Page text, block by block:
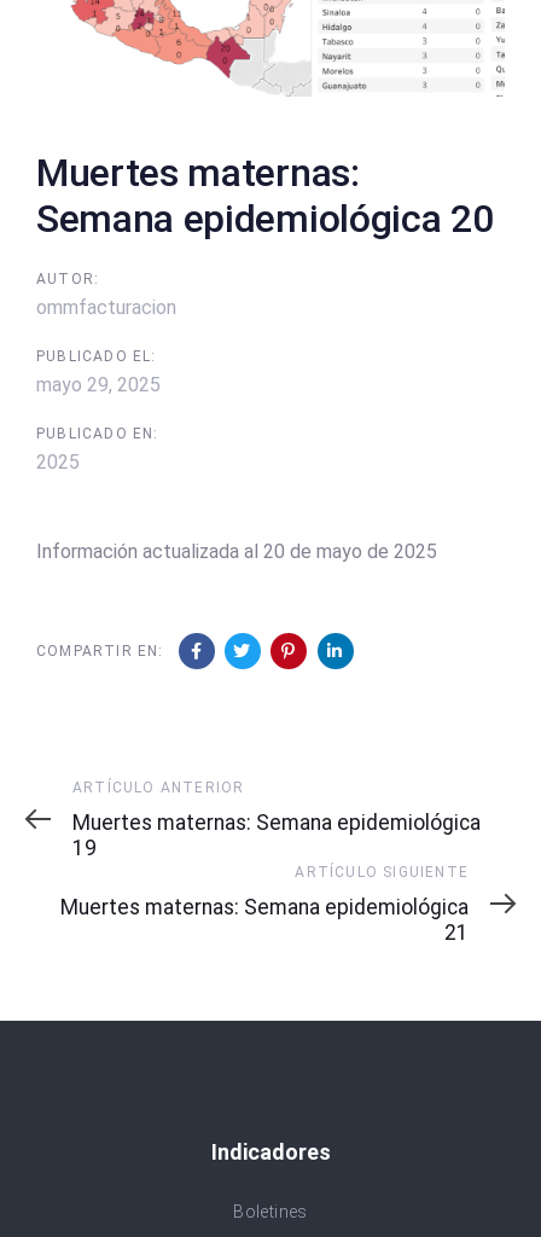
Muertes maternas:
Semana epidemiológica 20
AUTOR:
ommfacturacion
PUBLICADO EL:
mayo 29, 2025
PUBLICADO EN:
2025
Información actualizada al 20 de mayo de 2025
COMPARTIR EN:
Artículo
Anterior
ARTÍCULO ANTERIOR
Muertes maternas: Semana epidemiológica
19
Siguiente
ARTÍCULO SIGUIENTE
Muertes maternas: Semana epidemiológica
21
Indicadores
Boletines